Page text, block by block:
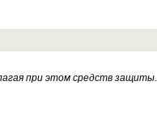
при этом средств защиты.